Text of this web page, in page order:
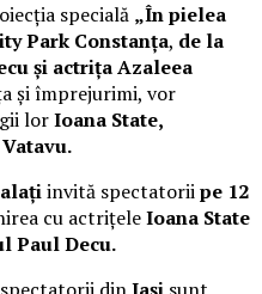
specială „În pielea
Park Constanța, de la
și actrița Azaleea
și împrejurimi, vor
lorIoana State,
invită spectatoriipe 12
cu actrițeleIoana State
Paul Decu.